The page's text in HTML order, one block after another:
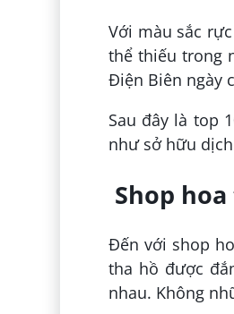
Với màu sắc
thể thiếu trong
Điện Biên ngày
Sau đây là top
như sở hữu
Shop
Đến với shop
tha hồ được
nhau. Không